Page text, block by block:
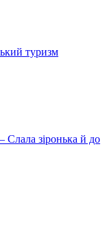
туризм
Слала зіронька й до